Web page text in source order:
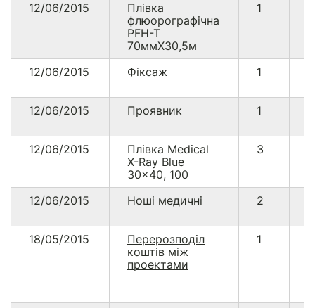
12/06/2015
Плівка
флюорографічна
PFH-T
70ммХ30,5м
1
12/06/2015 Фіксаж 1
12/06/2015 Проявник 1
12/06/2015
Плівка Medical
X-Ray Blue
30x40, 100
3
12/06/2015 Ноші медичні 2
18/05/2015
Перерозподіл
коштів між
проектами
1